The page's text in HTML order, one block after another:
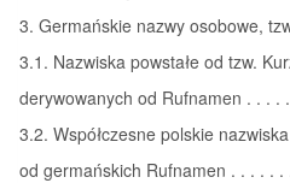
3. Germańskie nazwy osobowe,
3.1. Nazwiska powstałe od tzw.
derywowanych od Rufnamen . . . .
3.2. Współczesne polskie
od germańskich Rufnamen . . . . . .